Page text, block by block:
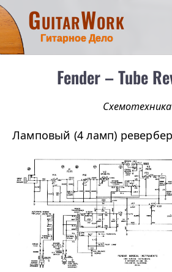
GuitarWork
Гитарное Дело
Fender – Tube
Схемотехника
Ламповый (4 ламп)